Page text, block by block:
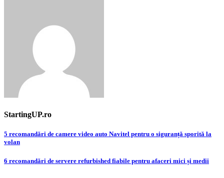
StartingUP.ro
Post
5 recomandări de camere video auto Navitel pentru o siguranță sporită la
volan
6 recomandări de servere refurbished fiabile pentru afaceri mici și medii